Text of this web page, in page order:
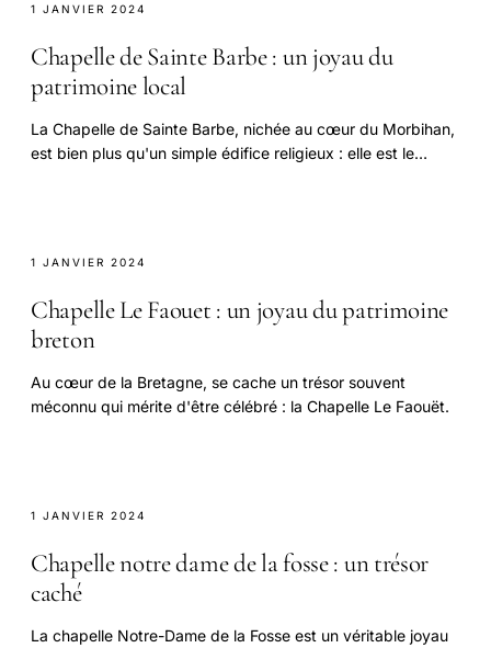
1 JANVIER 2024
Chapelle de Sainte Barbe : un joyau du
patrimoine local
La Chapelle de Sainte Barbe, nichée au cœur du Morbihan,
est bien plus qu'un simple édifice religieux : elle est le
1 JANVIER 2024
Chapelle Le Faouet : un joyau du patrimoine
breton
Au cœur de la Bretagne, se cache un trésor souvent
méconnu qui mérite d'être célébré : la Chapelle Le Faouët.
1 JANVIER 2024
Chapelle notre dame de la fosse : un trésor
caché
La chapelle Notre-Dame de la Fosse est un véritable joyau